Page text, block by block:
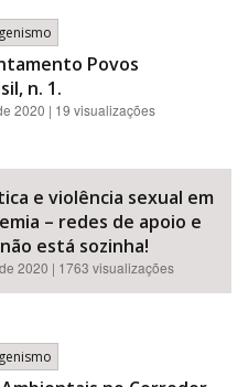
Povos
n. 1.
2020 | 19 visualizações
e violência sexual em
– redes de apoio e
está sozinha!
2020 | 1763 visualizações